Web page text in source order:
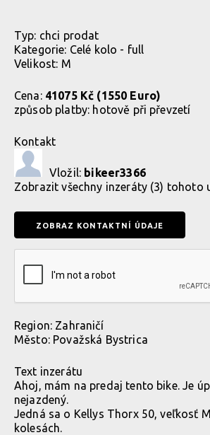
Typ: chci prodat
Kategorie: Celé kolo - full
Velikost: M
Cena: 41075 Kč (1550 Euro)
způsob platby: hotově při převzetí
Kontakt
Vložil: bikeer3366
Zobrazitvšechny inzeráty (3) tohoto
Region: Zahraničí
Město: Považská Bystrica
Text inzerátu
Ahoj, mám na predaj tento bike. Je
nejazdený.
Jedná sa o Kellys Thorx 50, veľkosť
kolesách.